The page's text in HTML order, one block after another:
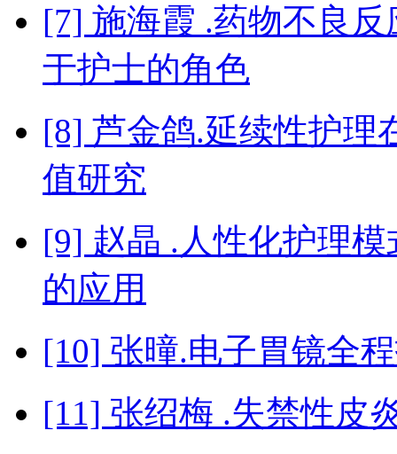
[7] 施海霞 .药物不良
于护士的角色
[8] 芦金鸽.延续性护理
值研究
[9] 赵晶 .人性化护理
的应用
[10] 张曈.电子胃镜全
[11] 张绍梅 .失禁性皮